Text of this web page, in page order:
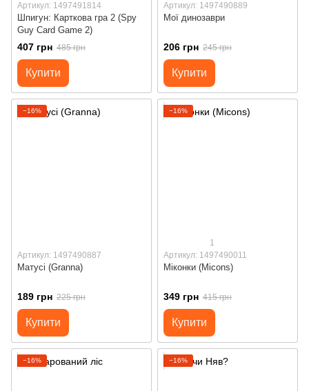
Артикул: 1497491814
Шпигун: Карткова гра 2 (Spy
Guy Card Game 2)
407 грн 485 грн
Купити
Артикул: 1497490889
Мої динозаври
206 грн 245 грн
Купити
−16%
Артикул: 1497490887
Матусі (Granna)
189 грн 225 грн
Купити
−16%
1
Артикул: 1497490011
Міконки (Micons)
349 грн 415 грн
Купити
−16% −16%